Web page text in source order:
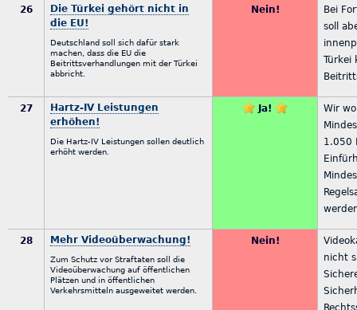
26
Die Türkei gehört nicht in
die EU!
Deutschland soll sich dafür stark
machen, dass die EU die
Beitrittsverhandlungen mit der Türkei
abbricht.
Nein!
Bei
soll
Türkei
27
Hartz-IV Leistungen
erhöhen!
Die Hartz-IV Leistungen sollen deutlich
erhöht werden.
Ja!
Wir
1.050
28 Mehr Videoüberwachung!
Zum Schutz vor Straftaten soll die
Videoüberwachung auf öffentlichen
Plätzen und in öffentlichen
Verkehrsmitteln ausgeweitet werden.
Nein!
nicht